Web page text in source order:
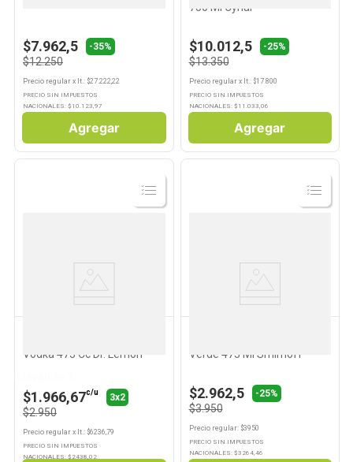
$7.962,5 -35%
$12.250
Precio regular x lt.: $27.222,22
PRECIO SIN IMPUESTOS
NACIONALES: $ 10.123,97
Agregar
750 Ml Cynar
$10.012,5 -25%
$13.350
Precio regularx lt.: $17.800
PRECIO SIN IMPUESTOS
NACIONALES: $ 11.033,06
Agregar
Ver
Producto
Vodka 473 Cc Dr. Lemon
$1.966,67c/u 3x2
$2.950
Precio regular x lt.: $6236,79
PRECIO SIN IMPUESTOS
NACIONALES: $ 2438,02
Ver
Producto
Verde 473 Ml Smirnoff
$2.962,5 -25%
$3.950
Precio regular: $3950
PRECIO SIN IMPUESTOS
NACIONALES: $3264,46